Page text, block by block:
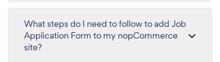
What steps do I need to follow to add Job
Application Form to my nopCommerce
site?